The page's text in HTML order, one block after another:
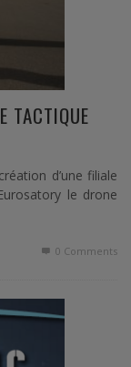
TACTIQUE
d’une filiale
le drone
0 Comments